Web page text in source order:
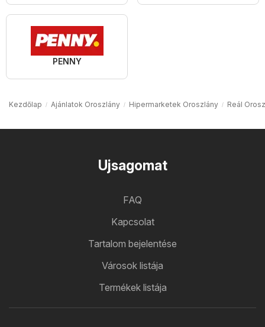
PENNY
Kezdőlap Ajánlatok Oroszlány Hipermarketek Oroszlány Reál
Ujsagomat
FAQ
Kapcsolat
Tartalom bejelentése
Városok listája
Termékek listája